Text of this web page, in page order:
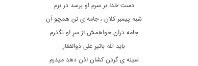
دست خدا بر سرم او برسد در برم
شبه پیمبر کلان ، جامه ی تن همچو آن
جامه دران خواهمش از سرِ او نگذرم
باید الله باتیرِ علی ذوالفقار
سینه ی گردن کشان اذن دهد میدرم